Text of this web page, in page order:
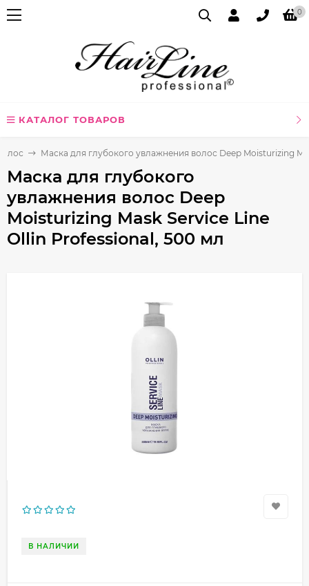
0
КАТАЛОГ ТОВАРОВ
Маска для глубокого увлажнения волос Deep Moisturizing
Маска для глубокого
увлажнения волос Deep
Moisturizing Mask Service Line
Ollin Professional, 500 мл
В НАЛИЧИИ